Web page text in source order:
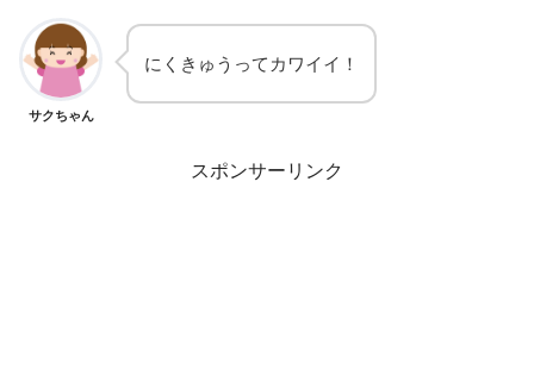
サクちゃん
にくきゅうってカワイイ！
スポンサーリンク